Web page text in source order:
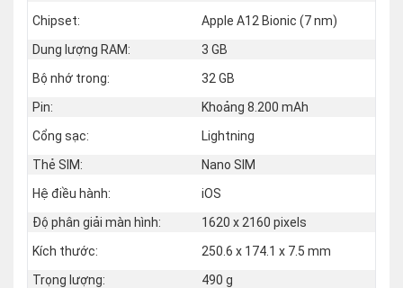
Chipset:
Apple A12 Bionic (7 nm)
Dung lượng RAM:
3 GB
Bộ nhớ trong:
32 GB
Pin:
Khoảng 8.200 mAh
Cổng sạc:
Lightning
Thẻ SIM:
Nano SIM
Hệ điều hành:
iOS
Độ phân giải màn hình:
1620 x 2160 pixels
Kích thước:
250.6 x 174.1 x 7.5 mm
Trọng lượng:
490 g